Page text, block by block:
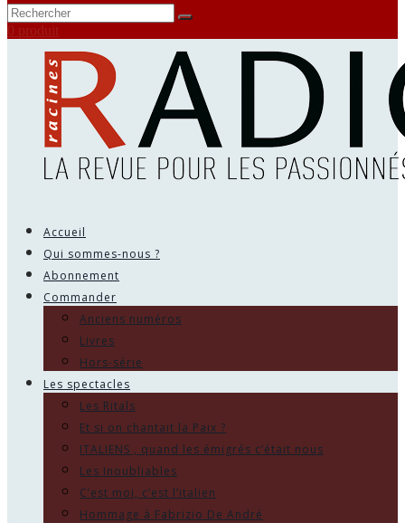
0 produit
Accueil
Qui sommes-nous ?
Abonnement
Commander
Anciens numéros
Livres
Hors-série
Les spectacles
Les Ritals
Et si on chantait la Paix ?
ITALIENS , quand les émigrés c’était nous
Les Inoubliables
C’est moi, c’est l’italien
Hommage à Fabrizio De André